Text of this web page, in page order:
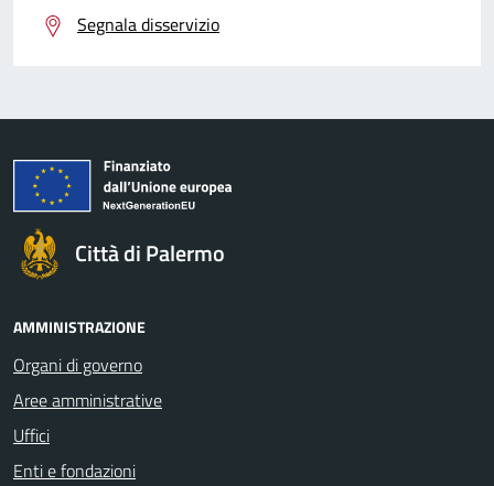
Segnala disservizio
Città di Palermo
AMMINISTRAZIONE
Organi di governo
Aree amministrative
Uffici
Enti e fondazioni